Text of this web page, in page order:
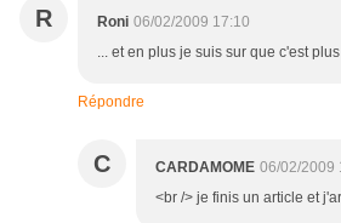
R Roni 06/02/2009 17:10
... et en plus je suis sur que c'est
Répondre
C CARDAMOME 06/02/2009
<br /> je finis un article et